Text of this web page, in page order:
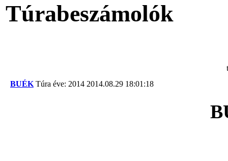
Túrabeszámolók
BUÉK Túra éve: 2014 2014.08.29 18:01:18